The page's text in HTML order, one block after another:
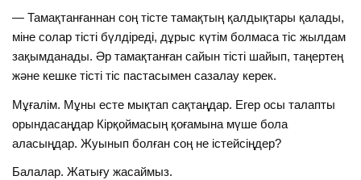
— Тамақтанғаннан соң тісте тамақтың қалдықтары қалады,
міне солар тісті бүлдіреді, дұрыс күтім болмаса тіс жылдам
зақымданады. Әр тамақтанған сайын тісті шайып, таңертең
және кешке тісті тіс пастасымен сазалау керек.
Мұғалім. Мұны есте мықтап сақтаңдар. Егер осы талапты
орындасаңдар Кірқоймасың қоғамына мүше бола
аласыңдар. Жуынып болған соң не істейсіңдер?
Балалар. Жатығу жасаймыз.